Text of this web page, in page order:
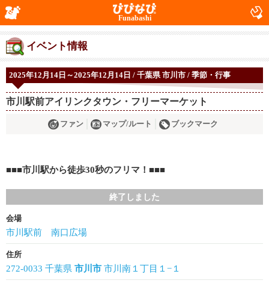
Funabashi
イベント情報
2025年12月14日～2025年12月14日 / 千葉県 市川市 / 季節・行事
市川駅前アイリンクタウン・フリーマーケット
ファン マップ/ルート ブックマーク
■■■市川駅から徒歩30秒のフリマ！■■■
終了しました
会場
市川駅前 南口広場
住所
272-0033 千葉県 市川市 市川南１丁目１−１